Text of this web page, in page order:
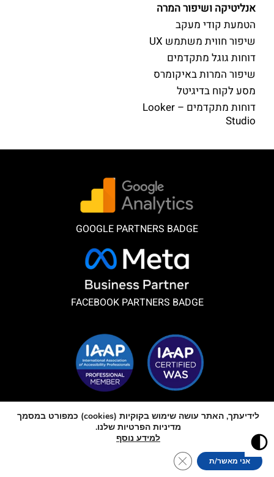
אנליטיקה ושיפור המרה
הטמעת קודי מעקב
שיפור חווית משתמש UX
דוחות גוגל מתקדמים
שיפור המרות באיקומרס
מסע לקוח בדיגיטל
דוחות מתקדמים – Looker
Studio
כל הזכויות שמורות
GOOGLE PARTNERS BADGE
FACEBOOK PARTNERS BADGE
חברים באיגוד הבינלאומי של מקצועני נגישות
לידיעתך, האתר עושה שימוש בקוקיות (cookies) כמפורט במסמך
מדיניות הפרטיות שלנו.
למידע נוסף
אני מאשר/ת Close GDPR Cookie Banner